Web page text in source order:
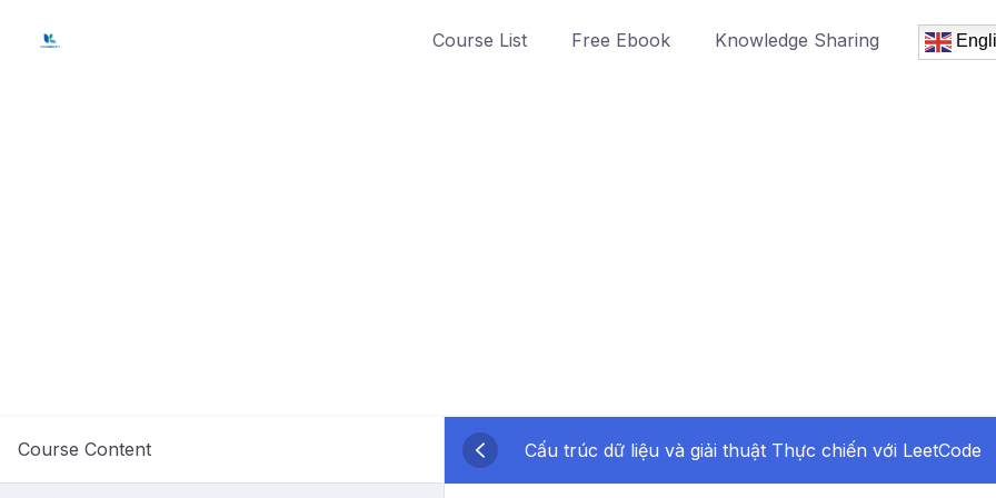
Course List Free Ebook Knowledge Sharing
Course Content Cấu trúc dữ liệu và giải thuật Thực chiến với LeetCode